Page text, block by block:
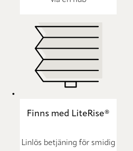
Finns med LiteRise®
Linlös betjäning för smidig